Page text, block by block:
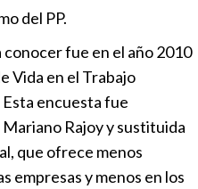
del PP.
conocer fue en el año 2010
Vida en el Trabajo
encuesta fue
Rajoy y sustituida
que ofrece menos
empresas y menos en los